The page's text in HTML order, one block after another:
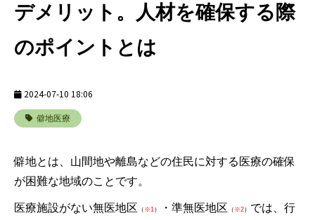
デメリット。人材を確保する際
のポイントとは
2024-07-10 18:06
僻地医療
僻地とは、山間地や離島などの住民に対する医療の確保
が困難な地域のことです。
医療施設がない無医地区 （ ※1 ） ・準無医地区 （ ※2） では、行